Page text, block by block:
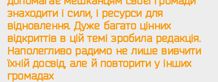
знаходити і сили, і ресурси для
відновлення. Дуже багато цінних
відкриттів в цій темі зробила редакція.
Наполегливо радимо не лише вивчити
їхній досвід, але й повторити у інших
громадах